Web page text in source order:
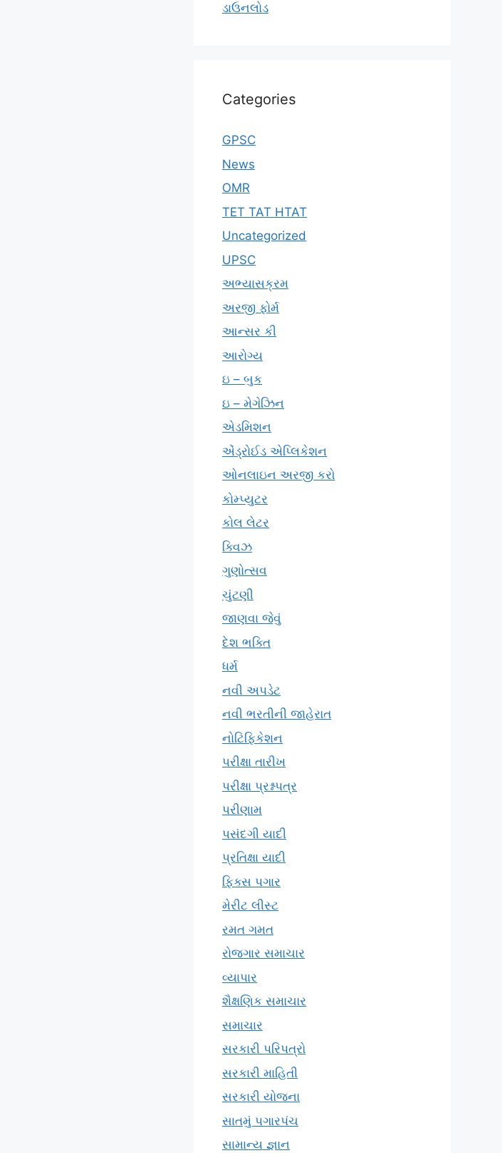
ડાઉનલોડ
Categories
GPSC
News
OMR
TET TAT HTAT
Uncategorized
UPSC
અભ્યાસક્રમ
અરજી ફોર્મ
આન્સર કી
આરોગ્ય
ઇ – બુક
ઇ – મેગેઝિન
એડમિશન
એંડ્રોઈડ એપ્લિકેશન
ઓનલાઇન અરજી કરો
કોમ્પ્યુટર
કોલ લેટર
ક્વિઝ
ગુણોત્સવ
ચુંટણી
જાણવા જેવું
દેશ ભક્તિ
ધર્મ
નવી અપડેટ
નવી ભરતીની જાહેરાત
નોટિફિકેશન
પરીક્ષા તારીખ
પરીક્ષા પ્રશ્નપત્ર
પરીણામ
પસંદગી યાદી
પ્રતિક્ષા યાદી
ફિક્સ પગાર
મેરીટ લીસ્ટ
રમત ગમત
રોજગાર સમાચાર
વ્યાપાર
શૈક્ષણિક સમાચાર
સમાચાર
સરકારી પરિપત્રો
સરકારી માહિતી
સરકારી યોજના
સાતમું પગારપંચ
સામાન્ય જ્ઞાન